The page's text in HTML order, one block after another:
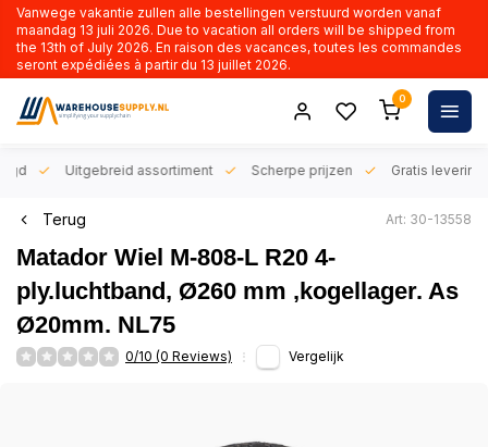
Vanwege vakantie zullen alle bestellingen verstuurd worden vanaf
maandag 13 juli 2026. Due to vacation all orders will be shipped from
the 13th of July 2026. En raison des vacances, toutes les commandes
seront expédiées à partir du 13 juillet 2026.
0
Uitgebreid assortiment Scherpe prijzen Gratis levering
Terug Art: 30-13558
Matador Wiel M-808-L R20 4-
ply.luchtband, Ø260 mm ,kogellager. As
Ø20mm. NL75
0/10 (0 Reviews) Vergelijk